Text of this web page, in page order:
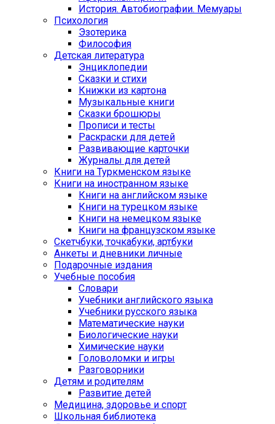
История. Автобиографии. Мемуары
Психология
Эзотерика
Философия
Детская литература
Энциклопедии
Сказки и стихи
Книжки из картона
Музыкальные книги
Сказки брошюры
Прописи и тесты
Раскраски для детей
Развивающие карточки
Журналы для детей
Книги на Туркменском языке
Книги на иностранном языке
Книги на английском языке
Книги на турецком языке
Книги на немецком языке
Книги на французском языке
Cкетчбуки, точкабуки, артбуки
Анкеты и дневники личные
Подарочные издания
Учебные пособия
Словари
Учебники английского языка
Учебники русского языка
Математические науки
Биологические науки
Химические науки
Головоломки и игры
Разговорники
Детям и родителям
Развитие детей
Медицина, здоровье и спорт
Школьная библиотека